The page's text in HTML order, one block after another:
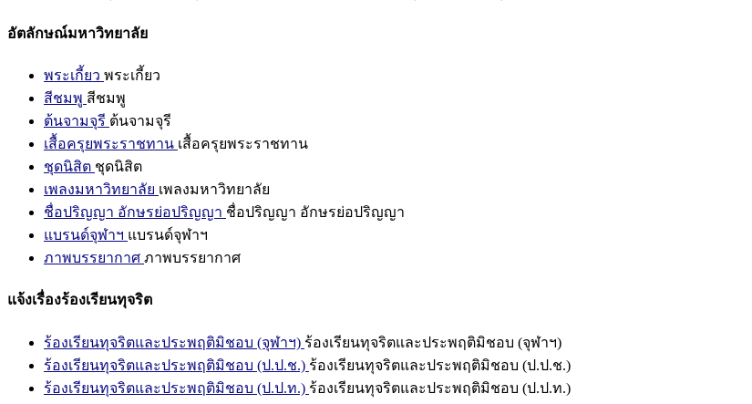
อัตลักษณ์มหาวิทยาลัย
พระเกี้ยว พระเกี้ยว
สีชมพู สีชมพู
ต้นจามจุรี ต้นจามจุรี
เสื้อครุยพระราชทาน เสื้อครุยพระราชทาน
ชุดนิสิต ชุดนิสิต
เพลงมหาวิทยาลัย เพลงมหาวิทยาลัย
ชื่อปริญญา อักษรย่อปริญญา ชื่อปริญญา อักษรย่อปริญญา
แบรนด์จุฬาฯ แบรนด์จุฬาฯ
ภาพบรรยากาศ ภาพบรรยากาศ
แจ้งเรื่องร้องเรียนทุจริต
ร้องเรียนทุจริตและประพฤติมิชอบ (จุฬาฯ) ร้องเรียนทุจริตและประพฤติมิชอบ (จุฬาฯ)
ร้องเรียนทุจริตและประพฤติมิชอบ (ป.ป.ช.) ร้องเรียนทุจริตและประพฤติมิชอบ (ป.ป.ช.)
ร้องเรียนทุจริตและประพฤติมิชอบ (ป.ป.ท.) ร้องเรียนทุจริตและประพฤติมิชอบ (ป.ป.ท.)